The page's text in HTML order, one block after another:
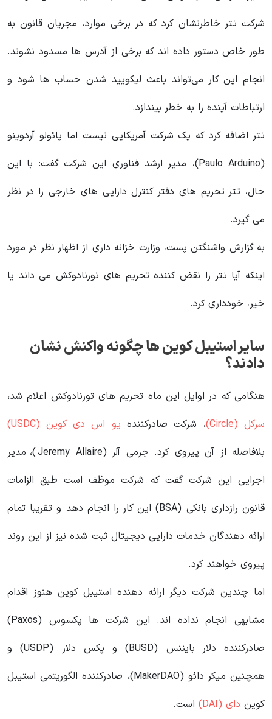
شرکت تتر خاطرنشان کرد که در برخی موارد، مجریان قانون به
طور خاص دستور داده اند که برخی از آدرس‌ ها مسدود نشوند.
انجام این کار می‌تواند باعث لیکویید شدن حساب ها شود و
ارتباطات آینده را به خطر بیندازد.
تتر اضافه کرد که یک شرکت آمریکایی نیست اما پائولو آردوینو
(Paulo Arduino)، مدیر ارشد فناوری این شرکت گفت: با این
حال، تتر تحریم‌ های دفتر کنترل دارایی‌ های خارجیرا در نظر
می‌ گیرد.
به گزارش واشنگتن پست، وزارت خزانه داری از اظهار نظر در مورد
اینکه آیا تتر را نقض کننده تحریم های تورنادوکش می داند یا
خیر، خودداری کرد.
سایر استیبل کوین ها چگونه واکنش نشان
دادند؟
هنگامی که در اوایل این ماه تحریم‌ های تورنادوکش اعلام شد،
سرکل (Circle)
، شرکت صادرکننده یو اس دی کوین (USDC)
بلافاصله از آن پیروی کرد. جرمی آلر (Jeremy Allaire)، مدیر
اجرایی این شرکت گفت که شرکت موظف است طبق الزامات
قانون رازداری بانکی (BSA) این کار را انجام دهد و تقریبا تمام
ارائه دهندگان خدمات دارایی دیجیتال ثبت شده نیز از این روند
پیروی خواهند کرد.
اما چندین شرکت دیگر ارائه دهنده استیبل کوین هنوز اقدام
مشابهی انجام نداده اند. این شرکت ها پکسوس (Paxos)
صادرکننده دلار بایننس (BUSD) و
پکس دلار
(USDP) و
همچنین میکر دائو (MakerDAO)، صادرکننده الگوریتمی استیبل
کوین دای (DAI) است.